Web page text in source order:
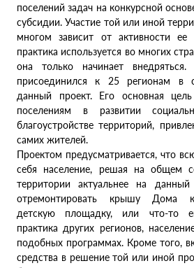
поселений задач на конкурсной
субсидии. Участие той или иной
многом зависит от активности ее
практика используется во многих
она только начинает внедряться.
присоединился к 25 регионам в
данный проект. Его основная
поселениям в развитии
благоустройстве территорий,
самих жителей.
Проектом предусматривается, что
себя население, решая на общем
территории актуальнее на
отремонтировать крышу Дома
детскую площадку, или что-то
практика других регионов,
подобных программах. Кроме того,
средства в решение той или иной